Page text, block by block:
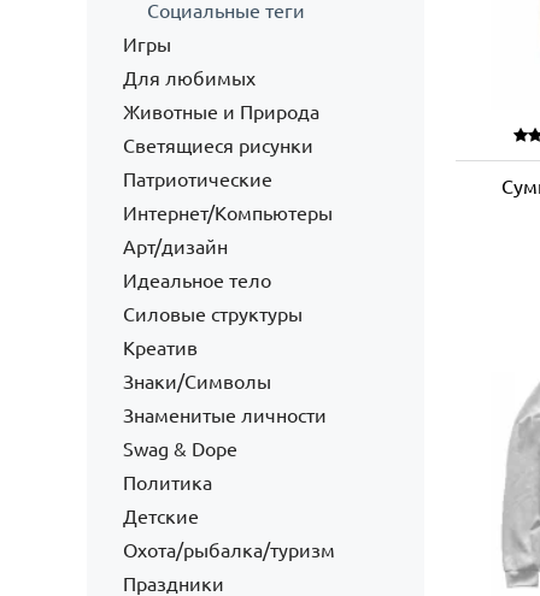
Социальные теги
Игры
Для любимых
Животные и Природа
Светящиеся рисунки
Патриотические
Интернет/Компьютеры
Арт/дизайн
Идеальное тело
Силовые структуры
Креатив
Знаки/Символы
Знаменитые личности
Swag & Dope
Политика
Детские
Охота/рыбалка/туризм
Праздники